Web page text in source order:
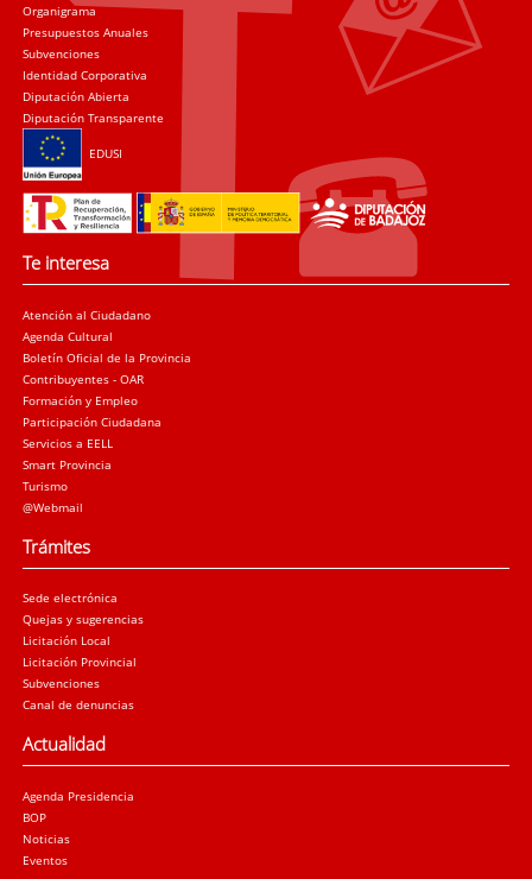
Organigrama
Presupuestos Anuales
Subvenciones
Identidad Corporativa
Diputación Abierta
Diputación Transparente
EDUSI
Te interesa
Atención al Ciudadano
Agenda Cultural
Boletín Oficial de la Provincia
Contribuyentes - OAR
Formación y Empleo
Participación Ciudadana
Servicios a EELL
Smart Provincia
Turismo
@Webmail
Trámites
Sede electrónica
Quejas y sugerencias
Licitación Local
Licitación Provincial
Subvenciones
Canal de denuncias
Actualidad
Agenda Presidencia
BOP
Noticias
Eventos